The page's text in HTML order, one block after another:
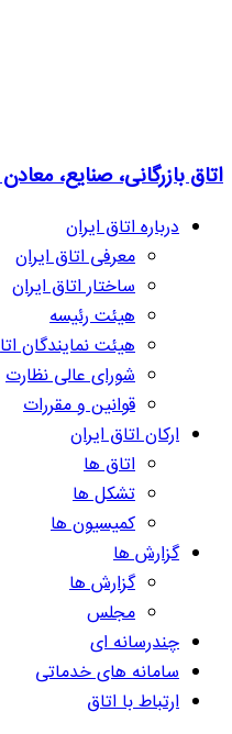
اتاق بازرگانی، صنایع،
درباره اتاق ایران
معرفی اتاق ایران
ساختار اتاق ایران
هیئت رئیسه
هیئت نمایندگان
شورای عالی نظارت
قوانین و مقررات
ارکان اتاق ایران
اتاق ها
تشکل ها
کمیسیون ها
گزارش ها
گزارش ها
مجلس
چندرسانه ای
سامانه های خدماتی
ارتباط با اتاق